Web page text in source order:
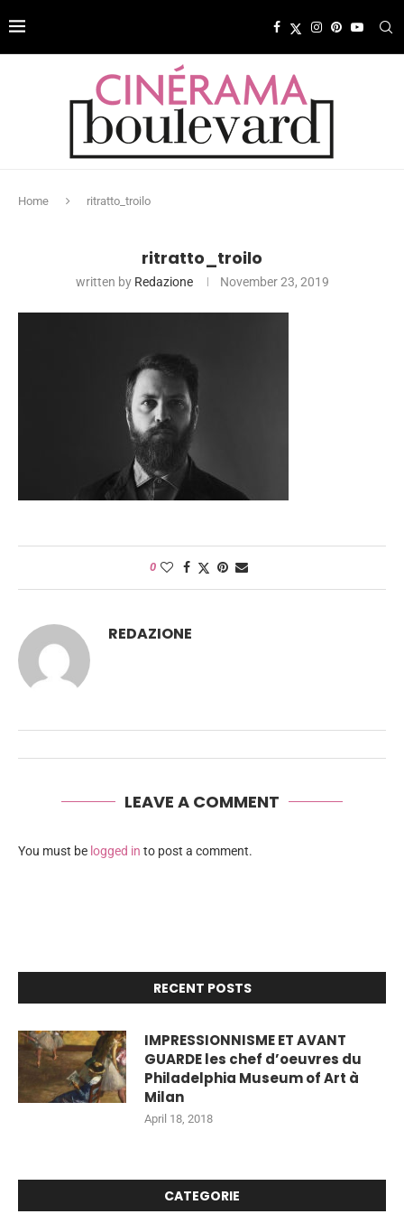
Home ritratto_troilo
ritratto_troilo
written by Redazione November 23, 2019
0
REDAZIONE
LEAVE A COMMENT
You must be logged in to post a comment.
RECENT POSTS
IMPRESSIONNISME ET AVANT
GUARDE les chef d’oeuvres du
Philadelphia Museum of Art à
Milan
April 18, 2018
CATEGORIE